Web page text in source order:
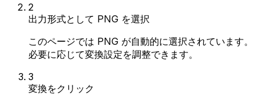
2
出力形式として PNG を選択
このページでは PNG が自動的に選択されています。
必要に応じて変換設定を調整できます。
3
変換をクリック